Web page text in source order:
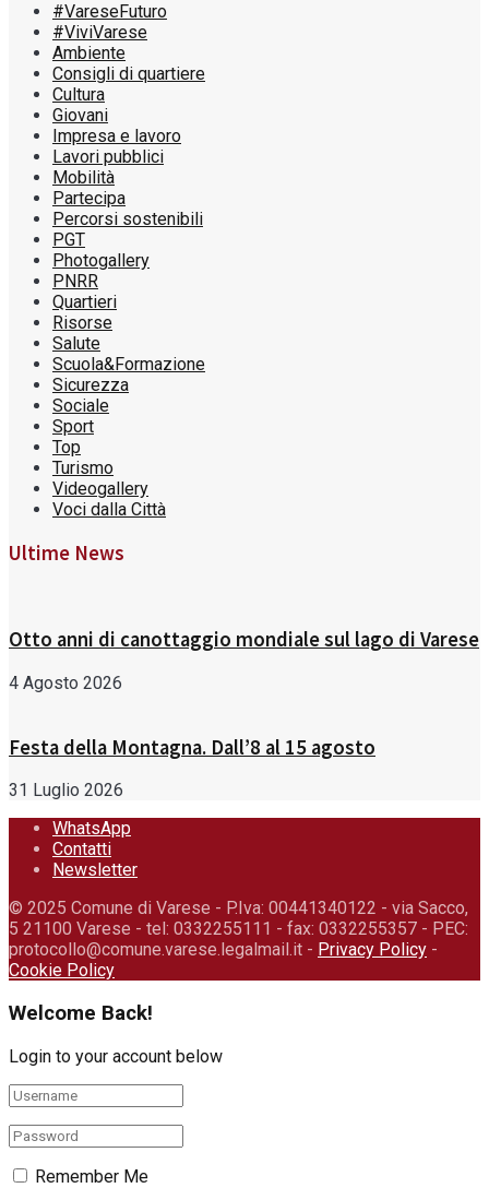
#VareseFuturo
#ViviVarese
Ambiente
Consigli di quartiere
Cultura
Giovani
Impresa e lavoro
Lavori pubblici
Mobilità
Partecipa
Percorsi sostenibili
PGT
Photogallery
PNRR
Quartieri
Risorse
Salute
Scuola&Formazione
Sicurezza
Sociale
Sport
Top
Turismo
Videogallery
Voci dalla Città
Ultime News
Otto anni di canottaggio mondiale sul lago di Varese
4 Agosto 2026
Festa della Montagna. Dall’8 al 15 agosto
31 Luglio 2026
WhatsApp
Contatti
Newsletter
© 2025 Comune di Varese - P.Iva: 00441340122 - via Sacco,
5 21100 Varese - tel: 0332255111 - fax: 0332255357 - PEC:
protocollo@comune.varese.legalmail.it - Privacy Policy -
Cookie Policy
Welcome Back!
Login to your account below
Remember Me